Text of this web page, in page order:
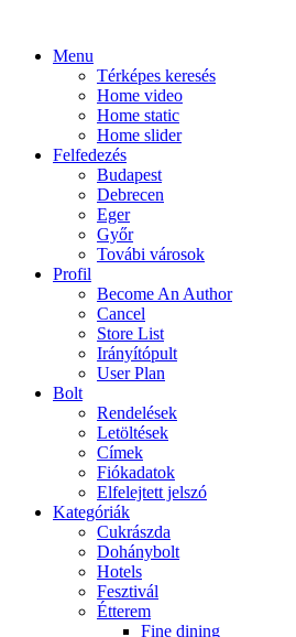
Menu
Térképes keresés
Home video
Home static
Home slider
Felfedezés
Budapest
Debrecen
Eger
Győr
Továbi városok
Profil
Become An Author
Cancel
Store List
Irányítópult
User Plan
Bolt
Rendelések
Letöltések
Címek
Fiókadatok
Elfelejtett jelszó
Kategóriák
Cukrászda
Dohánybolt
Hotels
Fesztivál
Étterem
Fine dining